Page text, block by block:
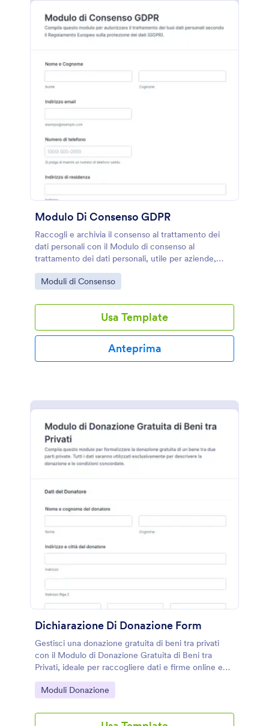
Modulo Di Consenso GDPR
Raccogli e archivia il consenso al trattamento dei
dati personali con il Modulo di consenso al
trattamento dei dati personali, utile per aziende,
associazioni e professionisti che vogliono gestire
autorizzazioni e preferenze di contatto online.
Go to Category:
Moduli di Consenso
Usa Template
Anteprima
Dichiarazione Di Donazione Form
Gestisci una donazione gratuita di beni tra privati
con il Modulo di Donazione Gratuita di Beni tra
Privati, ideale per raccogliere dati e firme online e
conservare una conferma chiara delle condizioni
concordate.
Go to Category:
Moduli Donazione